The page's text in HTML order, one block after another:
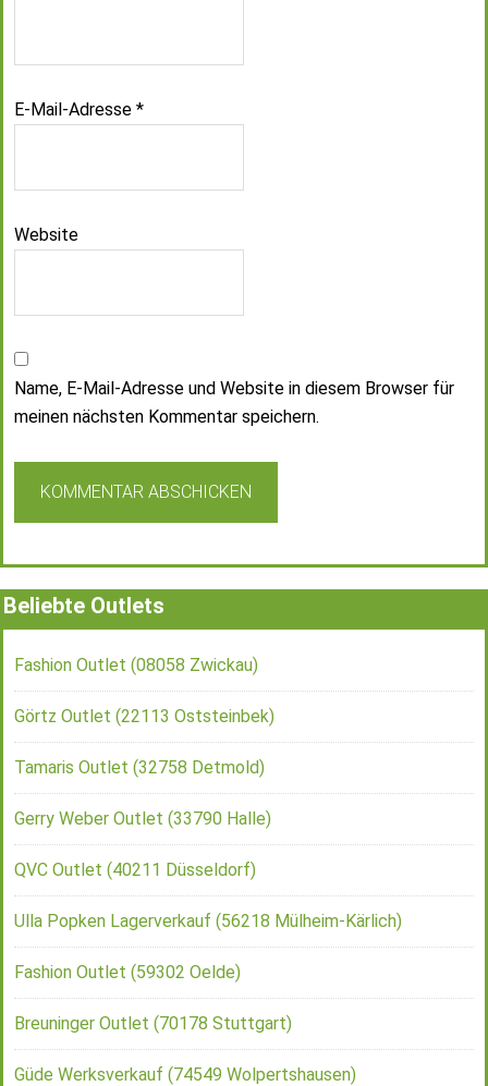
E-Mail-Adresse *
Website
Name, E-Mail-Adresse und Website in diesem Browser für
meinen nächsten Kommentar speichern.
Beliebte Outlets
Fashion Outlet (08058 Zwickau)
Görtz Outlet (22113 Oststeinbek)
Tamaris Outlet (32758 Detmold)
Gerry Weber Outlet (33790 Halle)
QVC Outlet (40211 Düsseldorf)
Ulla Popken Lagerverkauf (56218 Mülheim-Kärlich)
Fashion Outlet (59302 Oelde)
Breuninger Outlet (70178 Stuttgart)
Güde Werksverkauf (74549 Wolpertshausen)